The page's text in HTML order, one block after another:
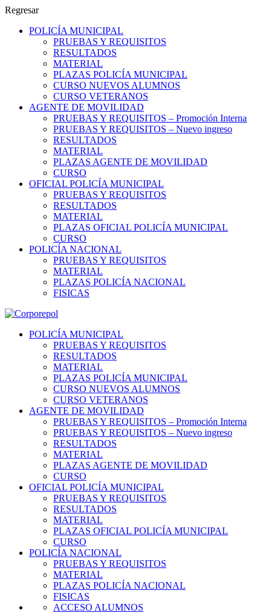
Regresar
POLICÍA MUNICIPAL
PRUEBAS Y REQUISITOS
RESULTADOS
MATERIAL
PLAZAS POLICÍA MUNICIPAL
CURSO NUEVOS ALUMNOS
CURSO VETERANOS
AGENTE DE MOVILIDAD
PRUEBAS Y REQUISITOS – Promoción Interna
PRUEBAS Y REQUISITOS – Nuevo ingreso
RESULTADOS
MATERIAL
PLAZAS AGENTE DE MOVILIDAD
CURSO
OFICIAL POLICÍA MUNICIPAL
PRUEBAS Y REQUISITOS
RESULTADOS
MATERIAL
PLAZAS OFICIAL POLICÍA MUNICIPAL
CURSO
POLICÍA NACIONAL
PRUEBAS Y REQUISITOS
MATERIAL
PLAZAS POLICÍA NACIONAL
FISICAS
POLICÍA MUNICIPAL
PRUEBAS Y REQUISITOS
RESULTADOS
MATERIAL
PLAZAS POLICÍA MUNICIPAL
CURSO NUEVOS ALUMNOS
CURSO VETERANOS
AGENTE DE MOVILIDAD
PRUEBAS Y REQUISITOS – Promoción Interna
PRUEBAS Y REQUISITOS – Nuevo ingreso
RESULTADOS
MATERIAL
PLAZAS AGENTE DE MOVILIDAD
CURSO
OFICIAL POLICÍA MUNICIPAL
PRUEBAS Y REQUISITOS
RESULTADOS
MATERIAL
PLAZAS OFICIAL POLICÍA MUNICIPAL
CURSO
POLICÍA NACIONAL
PRUEBAS Y REQUISITOS
MATERIAL
PLAZAS POLICÍA NACIONAL
FISICAS
ACCESO ALUMNOS